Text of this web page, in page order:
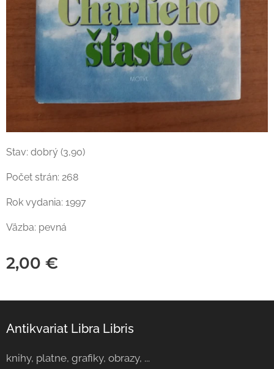
Stav: dobrý (3,90)
Počet strán: 268
Rok vydania: 1997
Väzba: pevná
2,00 €
Antikvariat Libra Libris
knihy, platne, grafiky, obrazy, ...